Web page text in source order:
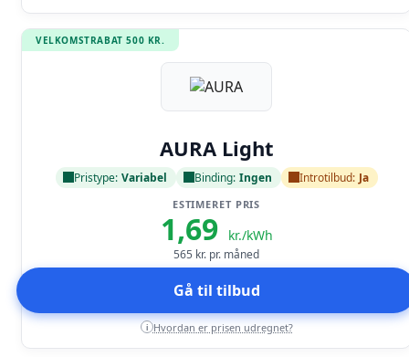
VELKOMSTRABAT 500 KR.
AURA Light
Pristype: Variabel Binding: Ingen Introtilbud: Ja
ESTIMERET PRIS
1,69 kr./kWh
565 kr. pr. måned
Gå til tilbud
i Hvordan er prisen udregnet?